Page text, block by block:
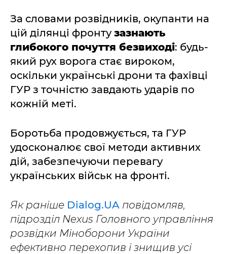
За словами розвідників, окупанти на
цій ділянці фронтузазнають
глибокого почуття безвиході: будь-
який рух ворога стає вироком,
оскільки українські дрони та фахівці
ГУР з точністю завдають ударів по
кожній меті.
Боротьба продовжується, та ГУР
удосконалює свої методи активних
дій, забезпечуючи перевагу
українських військ на фронті.
Як раніше Dialog.UA повідомляв,
підрозділ Nexus Головного управління
розвідки Міноборони України
ефективно перехопив і знищив усі